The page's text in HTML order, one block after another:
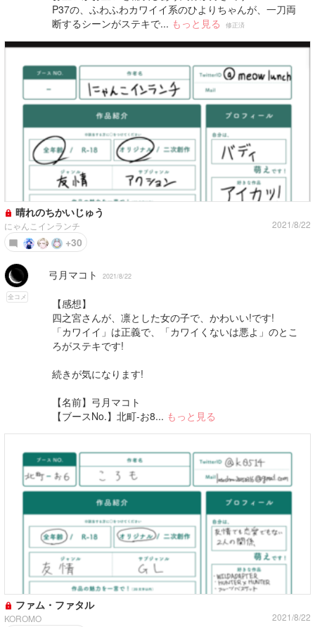
P37の、ふわふわカワイイ系のひよりちゃんが、一刀両
断するシーンがステキで... もっと見る 修正済
晴れのちかいじゅう
にゃんこインランチ 2021/8/22
+30
全コメ
弓月マコト 2021/8/22
【感想】
四之宮さんが、凛とした女の子で、かわいい!です!
「カワイイ」は正義で、「カワイくないは悪よ」のとこ
ろがステキです!
続きが気になります!
【名前】弓月マコト
【ブースNo.】北町-お8... もっと見る
ファム・ファタル
KOROMO 2021/8/22